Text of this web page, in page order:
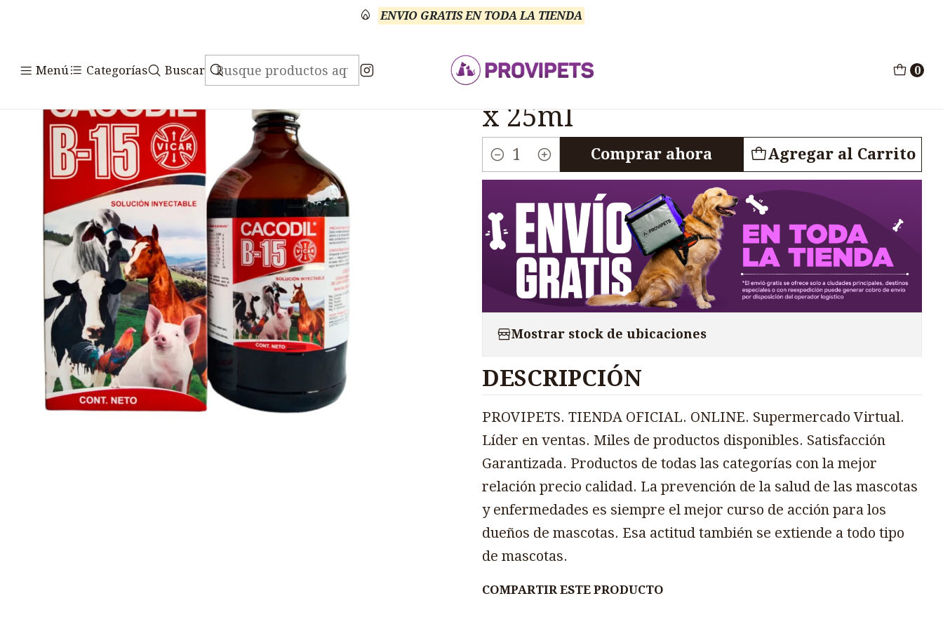
Menú Categorías Buscar 0
ENVIO GRATIS EN TODA LA TIENDA
Veterinario Anti Carencial Cacodil B15 Solucion Inyectable x 25ml
Cacodil B15 Solucion Inyectable
x 25ml
Cantidad
Agregar al Carrito
Comprar ahora
Mostrar stock de ubicaciones
DESCRIPCIÓN
PROVIPETS. TIENDA OFICIAL. ONLINE. Supermercado Virtual.
Líder en ventas. Miles de productos disponibles. Satisfacción
Garantizada. Productos de todas las categorías con la mejor
relación precio calidad. La prevención de la salud de las mascotas
y enfermedades es siempre el mejor curso de acción para los
dueños de mascotas. Esa actitud también se extiende a todo tipo
de mascotas.
COMPARTIR ESTE PRODUCTO